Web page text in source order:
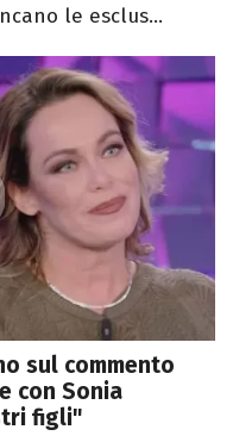
le esclus...
sul commento
con Sonia
figli"